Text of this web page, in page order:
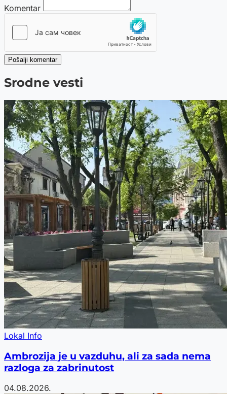
Komentar
Pošalji komentar
Srodne vesti
Lokal Info
Ambrozija je u vazduhu, ali za sada nema
razloga za zabrinutost
04.08.2026.